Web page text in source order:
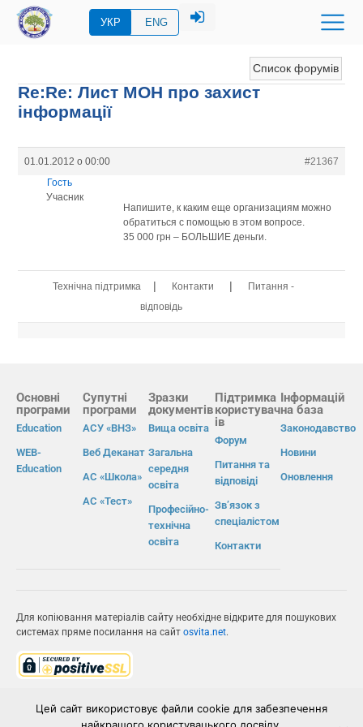
УКР ENG
Список форумів
Re:Re: Лист МОН про захист
інформації
01.01.2012 о 00:00
#21367
Гость
Учасник
Напишите, к каким еще организациям можно
обратиться с помощью в этом вопросе.
35 000 грн – БОЛЬШИЕ деньги.
Технічна підтримка | Контакти |
Питання -
відповідь
Основні
програми
Education
WEB-
Education
Супутні
програми
АСУ «ВНЗ»
Веб Деканат
АС «Школа»
АС «Тест»
Зразки
документів
Вища освіта
Загальна
середня
освіта
Професійно-
технічна
освіта
Підтримка
користувач
ів
Форум
Питання та
відповіді
Зв’язок з
спеціалістом
Контакти
Інформацій
на база
Законодавство
Новини
Оновлення
Для копіювання матеріалів сайту необхідне відкрите для пошукових
системах пряме посилання на сайт osvita.net.
Цей сайт використовує файли cookie для забезпечення